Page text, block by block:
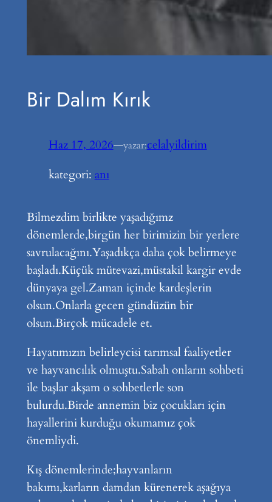
Bir Dalım Kırık
Haz 17, 2026—yazar:celalyildirim
kategori: anı
Bilmezdim birlikte yaşadığımz
dönemlerde,birgün her birimizin bir yerlere
savrulacağını.Yaşadıkça daha çok belirmeye
başladı.Küçük mütevazi,müstakil kargir evde
dünyaya gel.Zaman içinde kardeşlerin
olsun.Onlarla gecen gündüzün bir
olsun.Birçok mücadele et.
Hayatımızın belirleycisi tarımsal faaliyetler
ve hayvancılık olmuştu.Sabah onların sohbeti
ile başlar akşam o sohbetlerle son
bulurdu.Birde annemin biz çocukları için
hayallerini kurduğu okumamız çok
önemliydi.
Kış dönemlerinde;hayvanların
bakımı,karların damdan kürenerek aşağıya